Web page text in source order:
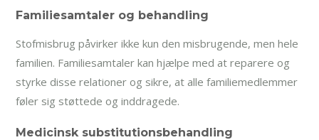
Familiesamtaler og behandling
Stofmisbrug påvirker ikke kun den misbrugende, men hele
familien. Familiesamtaler kan hjælpe med at reparere og
styrke disse relationer og sikre, at alle familiemedlemmer
føler sig støttede og inddragede.
Medicinsk substitutionsbehandling